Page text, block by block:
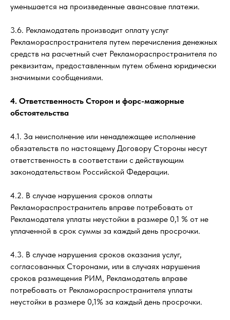
уменьшается на произведенные авансовые платежи.
3.6. Рекламодатель производит оплату услуг
Рекламораспространителя путем перечисления денежных
средств на расчетный счет Рекламораспространителя по
реквизитам, предоставленным путем обмена юридически
значимыми сообщениями.
4. Ответственность Сторон и форс-мажорные
обстоятельства
4.1. За неисполнение или ненадлежащее исполнение
обязательств по настоящему Договору Стороны несут
ответственность в соответствии с действующим
законодательством Российской Федерации.
4.2. В случае нарушения сроков оплаты
Рекламораспространитель вправе потребовать от
Рекламодателя уплаты неустойки в размере 0,1 % от не
уплаченной в срок суммы за каждый день просрочки.
4.3. В случае нарушения сроков оказания услуг,
согласованных Сторонами, или в случаях нарушения
сроков размещения РИМ, Рекламодатель вправе
потребовать от Рекламораспространителя уплаты
неустойки в размере 0,1% за каждый день просрочки.